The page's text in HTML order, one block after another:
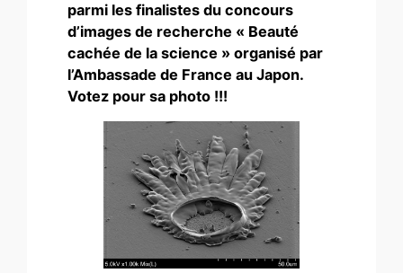
parmi les finalistes du concours
d’images de recherche « Beauté
cachée de la science » organisé par
l’Ambassade de France au Japon.
Votez pour sa photo !!!